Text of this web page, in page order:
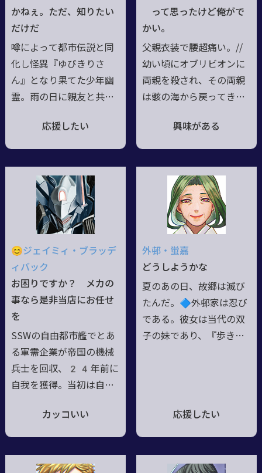
すこともなく、大人しい
印象を与えるが意外と行
かねぇ。ただ、知りたい
だけだ
噂によって都市伝説と同
化し怪異『ゆびきりさ
ん』となり果てた少年幽
霊。雨の日に親友と共に
て処理されてしまったそ
れの詳細を探っている。
を作り出した人間や世界
を酷く怨んでいる正真正
銘の怨霊。雨が嫌い。
●21/7/7更新【ゆ
びきりさん】指切りを守
らない嘘つきを祟り呪う
怪異。【キリテツ】鐵斗
と同化した都市伝説の骸
魂。人間好きなため無
応援したい
って思ったけど俺がで
かい。
父親衣装で腰超痛い。//
幼い頃にオブリビオンに
両親を殺され、その両親
は骸の海から戻ってき
両親をもう一度『還し
た』。残されたのは、父
と母アンナの形見の白銀
刀。なお現在はちょっと
捻ったら黒鉄刀で父を、
白銀刀で母を呼べる（作
れる）ようになった。こ
れでツッコミ労力2
いう漢字なのだが、字面
が女の子っぽいという理
由でカタカナ表記。//
興味がある
😊ジェイミィ・ブラッデ
ィバック
お困りですか？ メカの
事なら是非当店にお任せ
を
SSWの自由都市艦でとあ
る軍需企業が帝国の機械
兵士を回収、24年前に
自我を獲得。当初は自ら
て働いていたが退職済
み。メカニックガレージ
コネを持つ。物腰は丁寧
カッコいい
外邨・蛍嘉
どうしようかな
夏のあの日、故郷は滅び
たんだ。🔷外邨家は忍び
である。彼女は当代の双
子の妹であり、『歩き巫
ことは呼び捨てにしてい
た。🔷外邨家はもう一つ
に封じるのだ。彼女は
応援したい